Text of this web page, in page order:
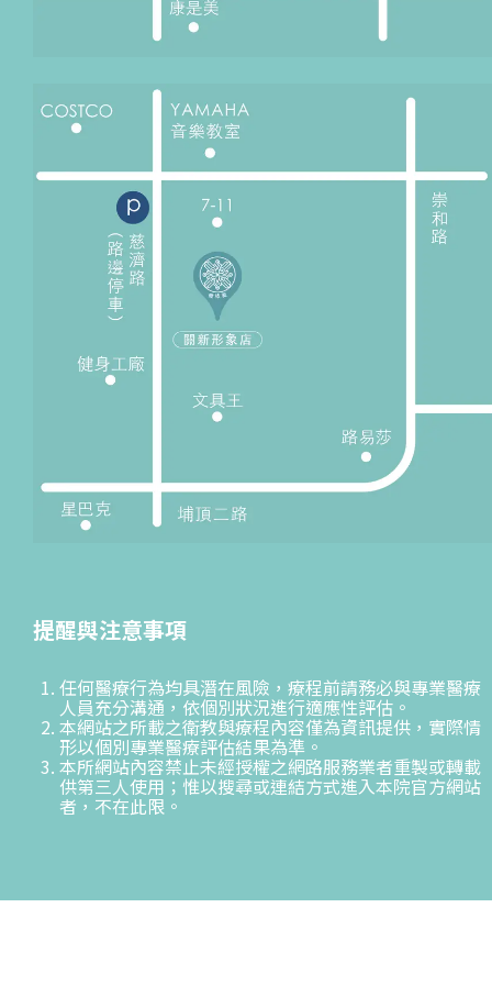
提醒與注意事項
任何醫療行為均具潛在風險，療程前請務必與專業醫療
人員充分溝通，依個別狀況進行適應性評估。
本網站之所載之衛教與療程內容僅為資訊提供，實際情
形以個別專業醫療評估結果為準。
本所網站內容禁止未經授權之網路服務業者重製或轉載
供第三人使用；惟以搜尋或連結方式進入本院官方網站
者，不在此限。